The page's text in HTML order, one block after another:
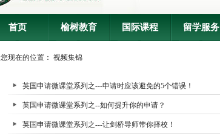
首页 榆树教育 国际课程 留学服务
您现在的位置： 视频集锦
英国申请微课堂系列之---申请时应该避免的5个错误！
英国申请微课堂系列之--如何提升你的申请？
英国申请微课堂系列之---让剑桥导师带你择校！